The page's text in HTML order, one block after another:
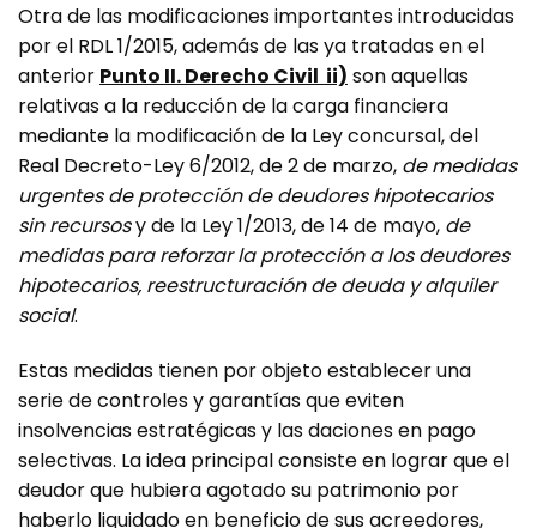
Otra de las modificaciones importantes introducidas
por el RDL 1/2015, además de las ya tratadas en el
anterior Punto II. Derecho Civil ii) son aquellas
relativas a la reducción de la carga financiera
mediante la modificación de la Ley concursal, del
Real Decreto-Ley 6/2012, de 2 de marzo, de medidas
urgentes de protección de deudores hipotecarios
sin recursosy de la Ley 1/2013, de 14 de mayo, de
medidas para reforzar la protección a los deudores
hipotecarios, reestructuración de deuda y alquiler
social.
Estas medidas tienen por objeto establecer una
serie de controles y garantías que eviten
insolvencias estratégicas y las daciones en pago
selectivas. La idea principal consiste en lograr que el
deudor que hubiera agotado su patrimonio por
haberlo liquidado en beneficio de sus acreedores,